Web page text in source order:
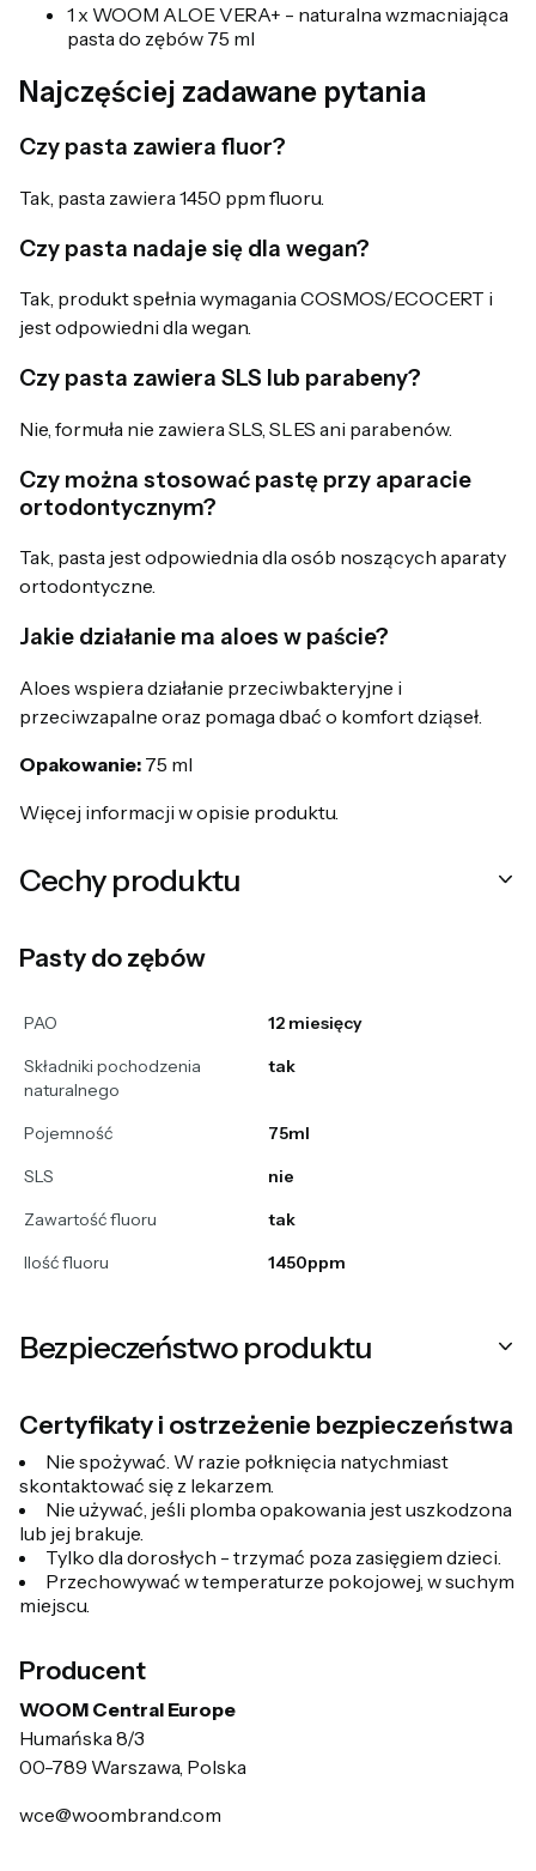
1 x WOOM ALOE VERA+ - naturalna wzmacniająca
pasta do zębów 75 ml
Najczęściej zadawane pytania
Czy pasta zawiera fluor?
Tak, pasta zawiera 1450 ppm fluoru.
Czy pasta nadaje się dla wegan?
Tak, produkt spełnia wymagania COSMOS/ECOCERT i
jest odpowiedni dla wegan.
Czy pasta zawiera SLS lub parabeny?
Nie, formuła nie zawiera SLS, SLES ani parabenów.
Czy można stosować pastę przy aparacie
ortodontycznym?
Tak, pasta jest odpowiednia dla osób noszących aparaty
ortodontyczne.
Jakie działanie ma aloes w paście?
Aloes wspiera działanie przeciwbakteryjne i
przeciwzapalne oraz pomaga dbać o komfort dziąseł.
Opakowanie: 75 ml
Więcej informacji w opisie produktu.
Cechy produktu
Pasty do zębów
PAO
12 miesięcy
Składniki pochodzenia
naturalnego
tak
Pojemność
75ml
SLS
nie
Zawartość fluoru
tak
Ilość fluoru
1450ppm
Bezpieczeństwo produktu
Certyfikaty i ostrzeżenie bezpieczeństwa
Nie spożywać. W razie połknięcia natychmiast
skontaktować się z lekarzem.
Nie używać, jeśli plomba opakowania jest uszkodzona
lub jej brakuje.
Tylko dla dorosłych - trzymać poza zasięgiem dzieci.
Przechowywać w temperaturze pokojowej, w suchym
miejscu.
Producent
WOOM Central Europe
Humańska 8/3
00-789 Warszawa, Polska
wce@woombrand.com